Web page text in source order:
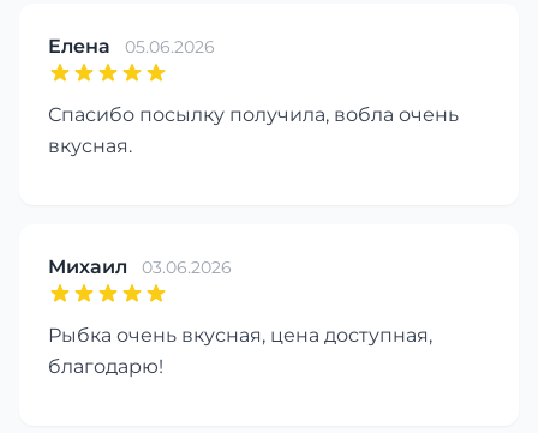
Елена 05.06.2026
Спасибо посылку получила, вобла очень
вкусная.
Михаил 03.06.2026
Рыбка очень вкусная, цена доступная,
благодарю!